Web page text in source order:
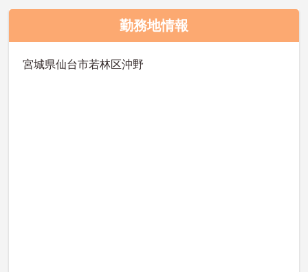
勤務地情報
宮城県仙台市若林区沖野